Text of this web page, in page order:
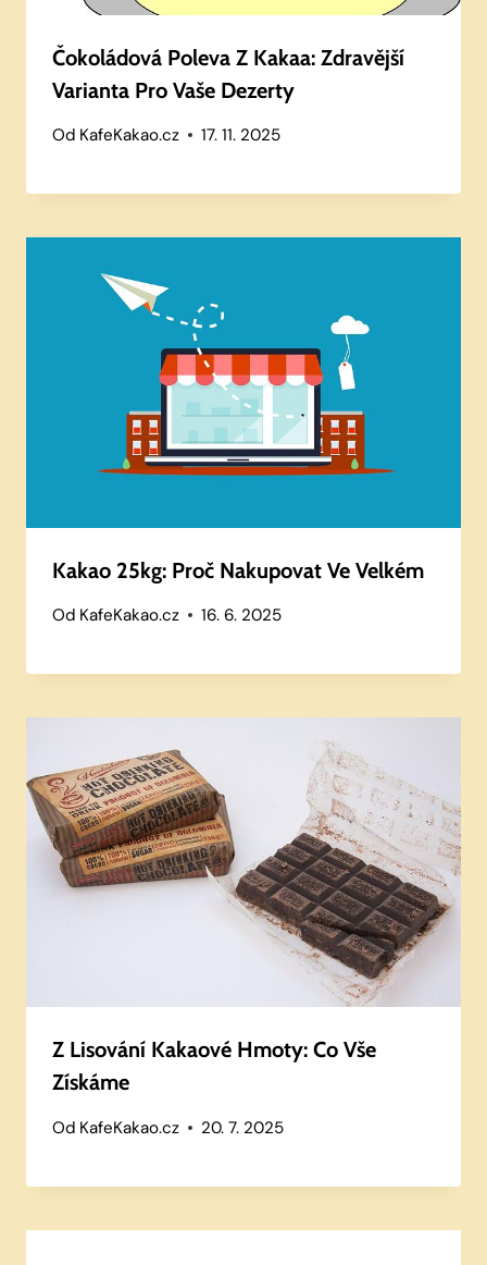
Čokoládová Poleva Z Kakaa: Zdravější
Varianta Pro Vaše Dezerty
Od KafeKakao.cz 17. 11. 2025
Kakao 25kg: Proč Nakupovat Ve Velkém
Od KafeKakao.cz 16. 6. 2025
Z Lisování Kakaové Hmoty: Co Vše
Získáme
Od KafeKakao.cz 20. 7. 2025